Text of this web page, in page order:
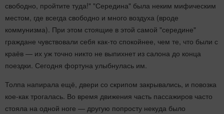
свободно, пройтите туда!" "Середина" была неким мифическим
местом, где всегда свободно и много воздуха (вроде
коммунизма). При этом стоящие в этой самой "середине"
граждане чувствовали себя как-то спокойнее, чем те, что были с
краёв — их уж точно никто не выпихнет из салона до конца
поездки. Сегодня фортуна улыбнулась им.
Толпа напирала ещё, двери со скрипом закрывались, и повозка
кое-как трогалась. Во время движения часть пассажиров часто
стояла на одной ноге — другую попросту некуда было